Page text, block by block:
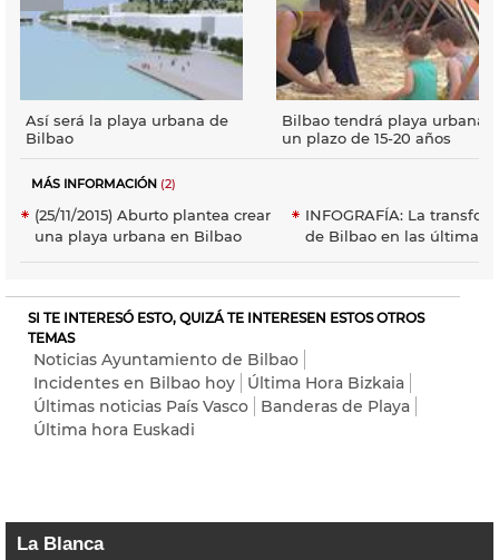
Así será la playa urbana de
Bilbao
Bilbao tendrá playa urbana
un plazo de 15-20 años
MÁS INFORMACIÓN (2)
(25/11/2015) Aburto plantea crear
una playa urbana en Bilbao
INFOGRAFÍA: La
de Bilbao en las últimas
SI TE INTERESÓ ESTO, QUIZÁ TE INTERESEN ESTOS OTROS
TEMAS
Noticias Ayuntamiento de Bilbao
Incidentes en Bilbao hoy
Última Hora Bizkaia
Últimas noticias País Vasco
Banderas de Playa
Última hora Euskadi
La Blanca